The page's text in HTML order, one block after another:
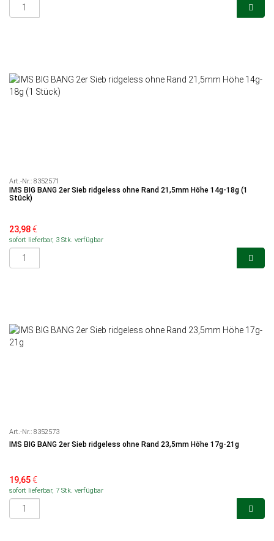
Art.-Nr.: 8352571
IMS BIG BANG 2er Sieb ridgeless ohne Rand 21,5mm Höhe 14g-18g (1
Stück)
23,98€
sofort lieferbar, 3 Stk. verfügbar
Art.-Nr.: 8352573
IMS BIG BANG 2er Sieb ridgeless ohne Rand 23,5mm Höhe 17g-21g
19,65€
sofort lieferbar, 7 Stk. verfügbar